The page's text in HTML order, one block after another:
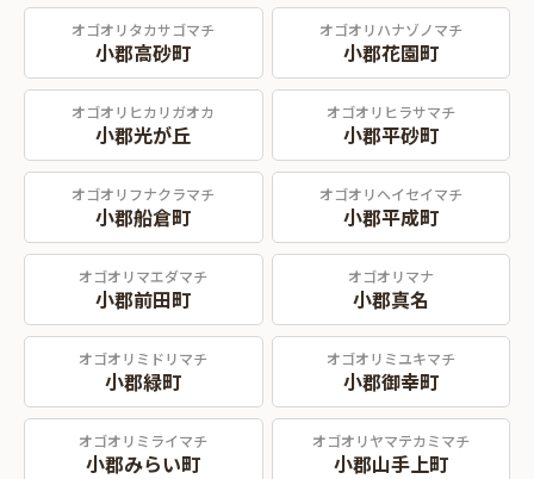
オゴオリタカサゴマチ
小郡高砂町
オゴオリハナゾノマチ
小郡花園町
オゴオリヒカリガオカ
小郡光が丘
オゴオリヒラサマチ
小郡平砂町
オゴオリフナクラマチ
小郡船倉町
オゴオリヘイセイマチ
小郡平成町
オゴオリマエダマチ
小郡前田町
オゴオリマナ
小郡真名
オゴオリミドリマチ
小郡緑町
オゴオリミユキマチ
小郡御幸町
オゴオリミライマチ
小郡みらい町
オゴオリヤマテカミマチ
小郡山手上町